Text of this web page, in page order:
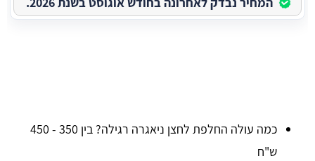
כמה עולה החלפת לחצן ניאגרה רגילה? בין 350 - 450
ש"ח